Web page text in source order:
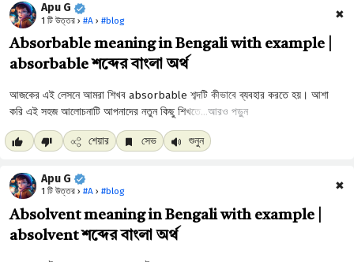
Apu G
1 টি উত্তর › #A› #blog ✖
Absorbable meaning in Bengali with example |
absorbable শব্দের বাংলা অর্থ
আরও পড়ুন
শেয়ার সেভ শুনুন
Apu G
1 টি উত্তর › #A› #blog ✖
Absolvent meaning in Bengali with example |
absolvent শব্দের বাংলা অর্থ